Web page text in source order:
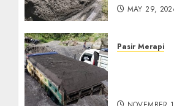
MAY 29,
Pasir Merapi